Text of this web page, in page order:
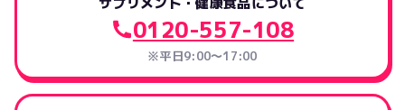
0120-557-108
※平日9:00～17:00